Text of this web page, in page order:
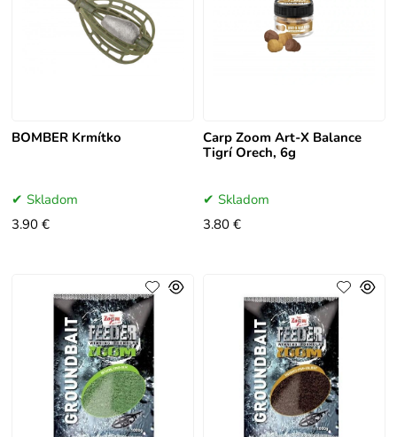
BOMBER Krmítko
Skladom
3.90 €
Carp Zoom Art-X Balance
Tigrí Orech, 6g
Skladom
3.80 €